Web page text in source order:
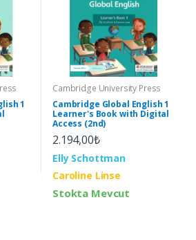
1
Cambridge University Press
Cambridge Global English 1
Learner's Book with Digital
Access (2nd)
2.194,00₺
Elly Schottman
Caroline Linse
Stokta Mevcut